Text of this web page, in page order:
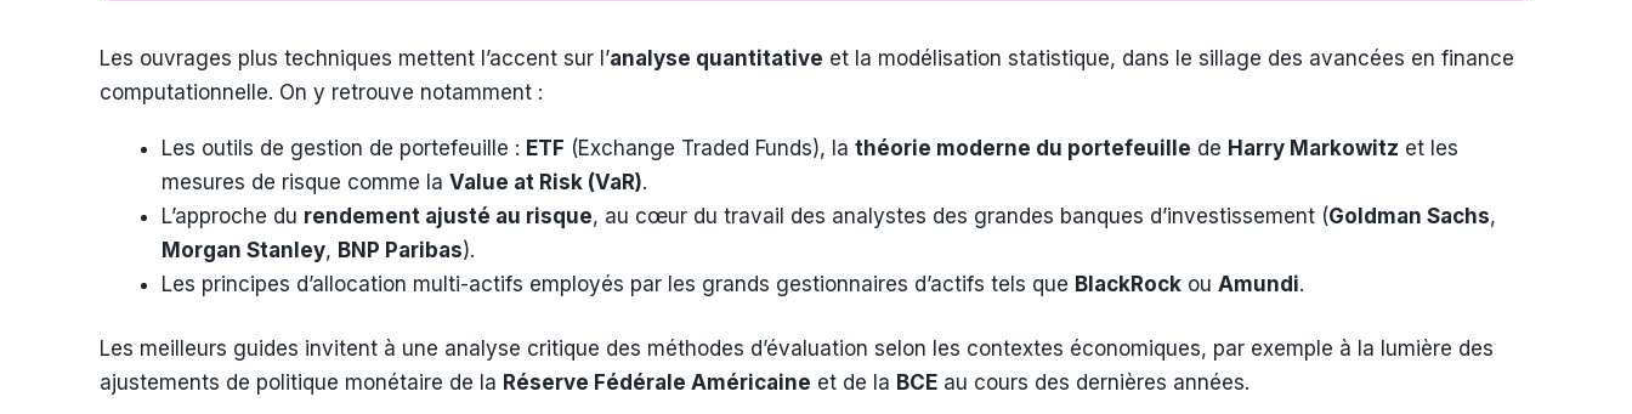
Les ouvrages plus techniques mettent l’accent sur l’analyse quantitative et la modélisation statistique, dans le sillage des avancées en finance
computationnelle. On y retrouve notamment :
Les outils de gestion de portefeuille : ETF (Exchange Traded Funds), la théorie moderne du portefeuille de Harry Markowitz et les
mesures de risque comme la Value at Risk (VaR).
L’approche du rendement ajusté au risque, au cœur du travail des analystes des grandes banques d’investissement (Goldman Sachs,
Morgan Stanley, BNP Paribas).
Les principes d’allocation multi-actifs employés par les grands gestionnaires d’actifs tels que BlackRock ou Amundi.
Les meilleurs guides invitent à une analyse critique des méthodes d’évaluation selon les contextes économiques, par exemple à la lumière des
ajustements de politique monétaire de la Réserve Fédérale Américaine et de la BCE au cours des dernières années.